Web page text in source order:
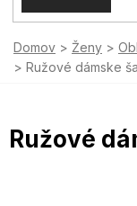
Domov Ženy
Ružové dámske
Ružové